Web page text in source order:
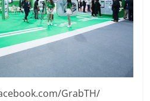
GrabTH/